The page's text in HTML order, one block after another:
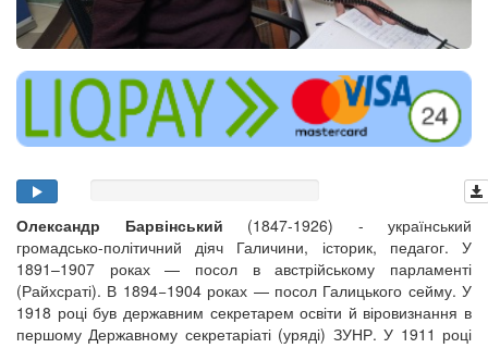
Олександр Барвінський (1847-1926) - український
громадсько-політичний діяч Галичини, історик, педагог. У
1891–1907 роках — посол в австрійському парламенті
(Райхсраті). В 1894−1904 роках — посол Галицького сейму. У
1918 році був державним секретарем освіти й віровизнання в
першому Державному секретаріаті (уряді) ЗУНР. У 1911 році